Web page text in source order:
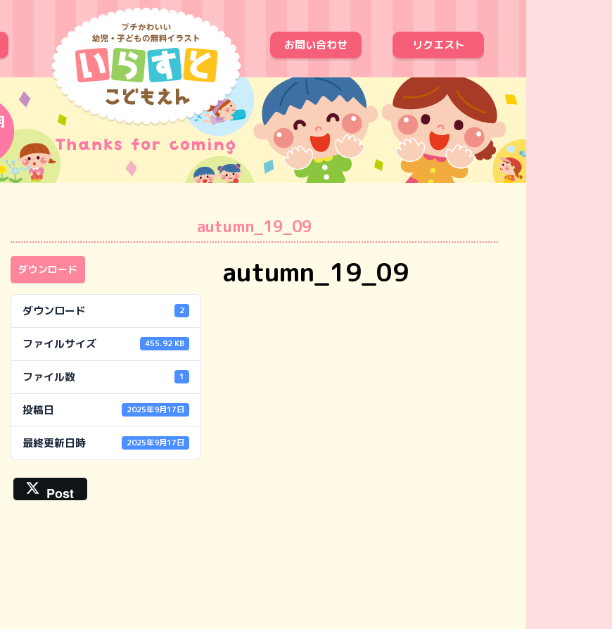
お問い合わせ リクエスト
autumn_19_09
ダウンロード
ダウンロード 2
ファイルサイズ 455.92 KB
ファイル数 1
投稿日 2025年9月17日
最終更新日時 2025年9月17日
autumn_19_09
Post